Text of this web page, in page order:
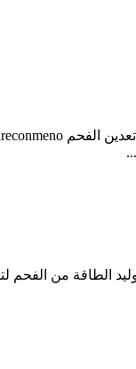
الطاقة من الفحم